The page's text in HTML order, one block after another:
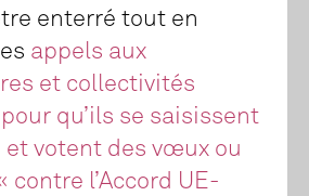
enterré tout en
appels aux
et collectivités
qu’ils se saisissent
et votent des vœux ou
contre l’Accord UE-